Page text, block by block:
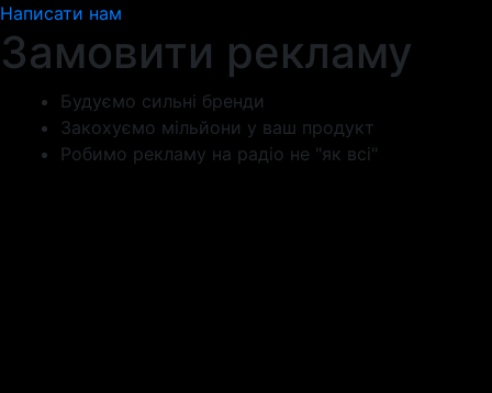
Написати нам
Замовити рекламу
Будуємо сильні бренди
Закохуємо мільйони у ваш продукт
Робимо рекламу на радіо не "як всі"